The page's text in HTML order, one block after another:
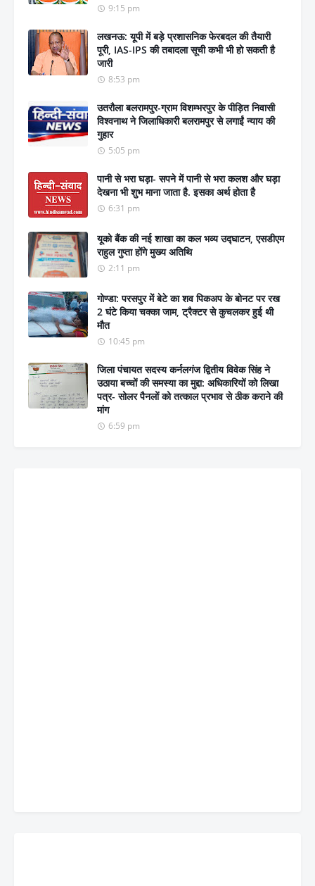
9:15 pm
लखनऊ: यूपी में बड़े प्रशासनिक फेरबदल की तैयारी
पूरी, IAS-IPS की तबादला सूची कभी भी हो सकती है
जारी
8:53 pm
उतरौला बलरामपुर-ग्राम विशम्भरपुर के पीड़ित निवासी
विश्वनाथ ने जिलाधिकारी बलरामपुर से लगाईं न्याय की
गुहार
5:05 pm
पानी से भरा घड़ा- सपने में पानी से भरा कलश और घड़ा
देखना भी शुभ माना जाता है. इसका अर्थ होता है
6:31 pm
यूको बैंक की नई शाखा का कल भव्य उद्घाटन, एसडीएम
राहुल गुप्ता होंगे मुख्य अतिथि
2:11 pm
गोण्डा: परसपुर में बेटे का शव पिकअप के बोनट पर रख
2 घंटे किया चक्का जाम, ट्रैक्टर से कुचलकर हुई थी
मौत
10:45 pm
जिला पंचायत सदस्य कर्नलगंज द्वितीय विवेक सिंह ने
उठाया बच्चों की समस्या का मुद्दा: अधिकारियों को लिखा
पत्र- सोलर पैनलों को तत्काल प्रभाव से ठीक कराने की
मांग
6:59 pm